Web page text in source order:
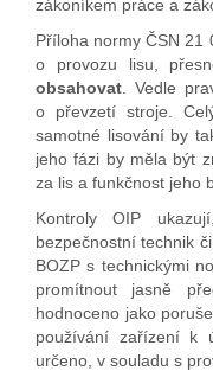
zákoníkem práce a
Příloha normy ČSN 21
o provozu lisu,
obsahovat . Vedle
o převzetí stroje.
samotné lisování by
jeho fázi by měla být
za lis a funkčnost jeho
Kontroly OIP
bezpečnostní technik
BOZP s technickými
promítnout jasně
hodnoceno jako
používání zařízení k
určeno, v souladu s